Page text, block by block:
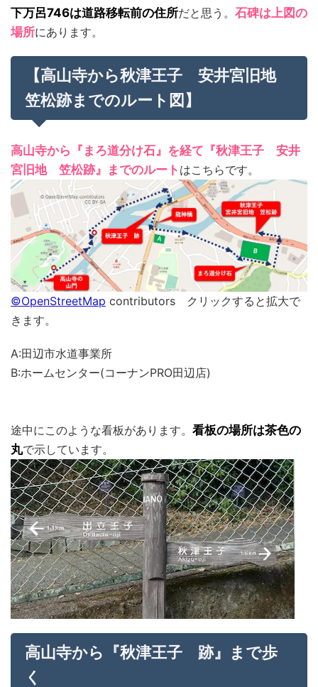
下万呂746は道路移転前の住所だと思う。 石碑は上図の
場所にあります。
【高山寺から秋津王子 安井宮旧地
笠松跡までのルート図】
高山寺から『まろ道分け石』を経て『秋津王子 安井
宮旧地 笠松跡』までのルート はこちらです。
©OpenStreetMap contributors クリックすると拡大で
きます。
A:田辺市水道事業所
B:ホームセンター(コーナンPRO田辺店)
途中にこのような看板があります。 看板の場所は茶色の
丸で示しています。
高山寺から『秋津王子 跡』まで歩
く